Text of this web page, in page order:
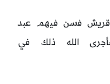
فسن فيهم عبد
الله ذلك في